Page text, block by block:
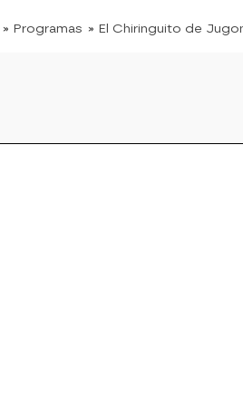
» Programas » El Chiringuito de